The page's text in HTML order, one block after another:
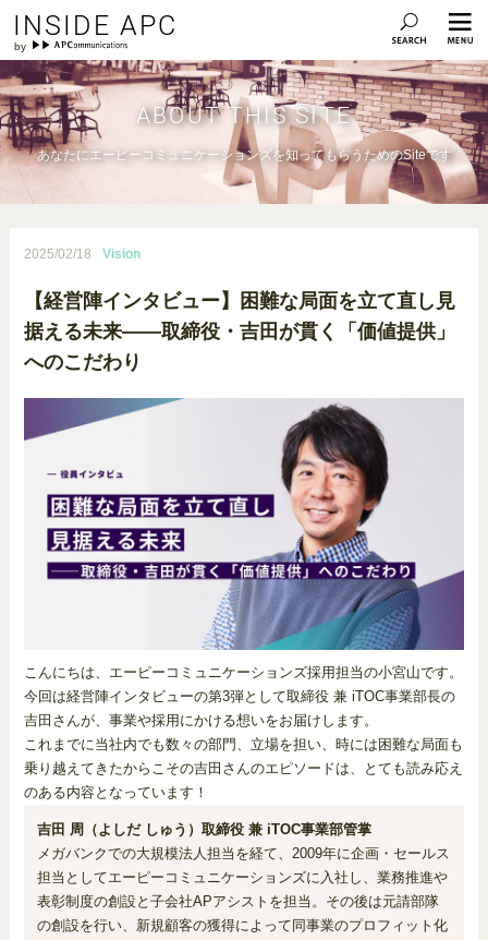
INSIDE APC
ABOUT THIS SITE
あなたにエーピーコミュニケーションズを知ってもらうためのSiteです
2025/02/18 Vision
【経営陣インタビュー】困難な局面を立て直し見
据える未来——取締役・吉田が貫く「価値提供」
へのこだわり
こんにちは、エーピーコミュニケーションズ採用担当の小宮山です。
今回は経営陣インタビューの第3弾として取締役 兼 iTOC事業部長の
吉田さんが、事業や採用にかける想いをお届けします。
これまでに当社内でも数々の部門、立場を担い、時には困難な局面も
乗り越えてきたからこその吉田さんのエピソードは、とても読み応え
のある内容となっています！
吉田 周（よしだ しゅう）取締役 兼 iTOC事業部管掌
メガバンクでの大規模法人担当を経て、2009年に企画・セールス
担当としてエーピーコミュニケーションズに入社し、業務推進や
表彰制度の創設と子会社APアシストを担当。その後は元請部隊
の創設を行い、新規顧客の獲得によって同事業のプロフィット化